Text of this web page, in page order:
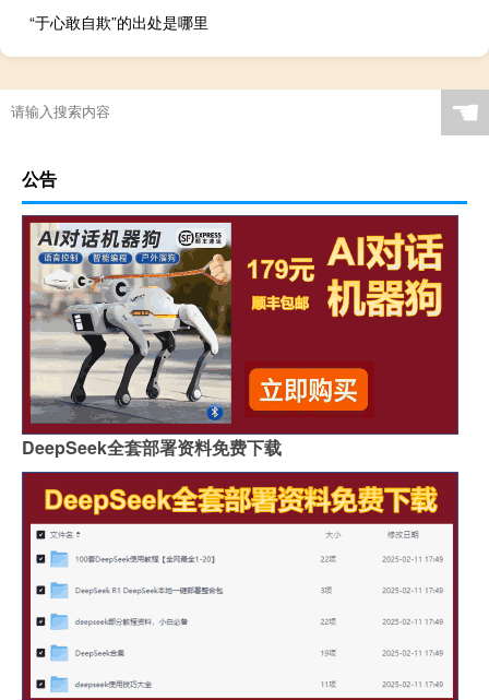
“于心敢自欺”的出处是哪里
☚
公告
DeepSeek全套部署资料免费下载